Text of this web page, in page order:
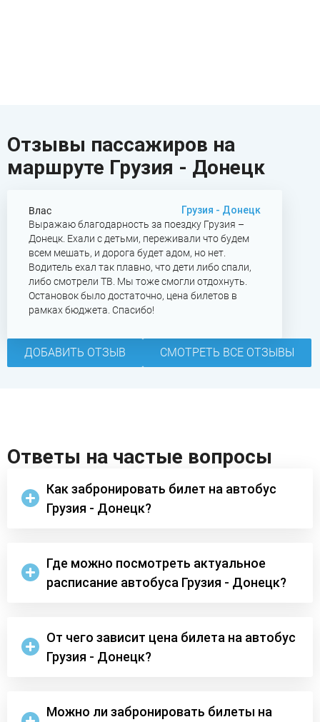
Отзывы пассажиров на
маршруте Грузия - Донецк
Влас
Грузия - Донецк
Выражаю благодарность за поездку Грузия –
Донецк. Ехали с детьми, переживали что будем
всем мешать, и дорога будет адом, но нет.
Водитель ехал так плавно, что дети либо спали,
либо смотрели ТВ. Мы тоже смогли отдохнуть.
Остановок было достаточно, цена билетов в
рамках бюджета. Спасибо!
ДОБАВИТЬ ОТЗЫВ СМОТРЕТЬ ВСЕ ОТЗЫВЫ
Ответы на частые вопросы
Как забронировать билет на автобус
Грузия - Донецк?
Где можно посмотреть актуальное
расписание автобуса Грузия - Донецк?
От чего зависит цена билета на автобус
Грузия - Донецк?
Можно ли забронировать билеты на